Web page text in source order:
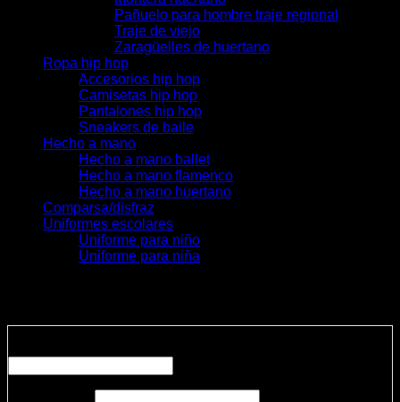
Pañuelo para hombre traje regional
Traje de viejo
Zaragüelles de huertano
Ropa hip hop
Accesorios hip hop
Camisetas hip hop
Pantalones hip hop
Sneakers de baile
Hecho a mano
Hecho a mano ballet
Hecho a mano flamenco
Hecho a mano huertano
Comparsa/disfraz
Uniformes escolares
Uniforme para niño
Uniforme para niña